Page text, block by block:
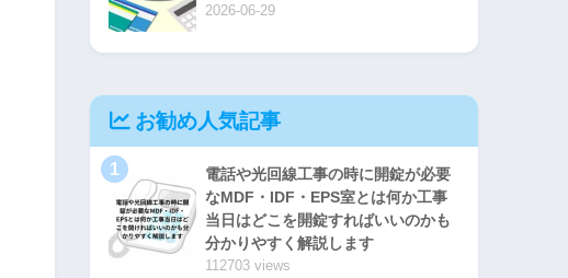
2026-06-29
お勧め人気記事
1
電話や光回線工事の時に開錠が必要
なMDF・IDF・EPS室とは何か工事
当日はどこを開錠すればいいのかも
分かりやすく解説します
112703 views